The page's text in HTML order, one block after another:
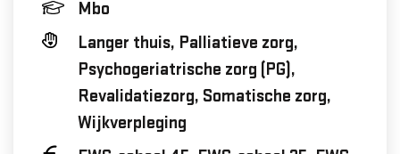
Mbo
Langer thuis, Palliatieve zorg,
Psychogeriatrische zorg (PG),
Revalidatiezorg, Somatische zorg,
Wijkverpleging